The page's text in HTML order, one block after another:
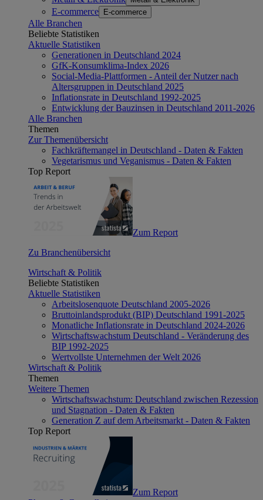
E-commerce E-commerce
Alle Branchen
Beliebte Statistiken
Aktuelle Statistiken
Generationen in Deutschland 2024
GfK-Konsumklima-Index 2026
Social-Media-Plattformen - Anteil der Nutzer nach
Altersgruppen in Deutschland 2025
Inflationsrate in Deutschland 1992-2025
Entwicklung der Bauzinsen in Deutschland 2011-2026
Alle Branchen
Themen
Zur Themenübersicht
Fachkräftemangel in Deutschland - Daten & Fakten
Vegetarismus und Veganismus - Daten & Fakten
Top Report
Zum Report
Zu Branchenübersicht
Wirtschaft & Politik
Beliebte Statistiken
Aktuelle Statistiken
Arbeitslosenquote Deutschland 2005-2026
Bruttoinlandsprodukt (BIP) Deutschland 1991-2025
Monatliche Inflationsrate in Deutschland 2024-2026
Wirtschaftswachstum Deutschland - Veränderung des
BIP 1992-2025
Wertvollste Unternehmen der Welt 2026
Wirtschaft & Politik
Themen
Weitere Themen
Wirtschaftswachstum: Deutschland zwischen Rezession
und Stagnation - Daten & Fakten
Generation Z auf dem Arbeitsmarkt - Daten & Fakten
Top Report
Zum Report